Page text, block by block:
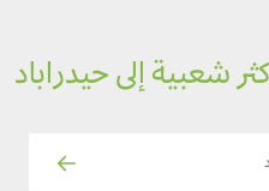
شعبية إلى حيدراباد